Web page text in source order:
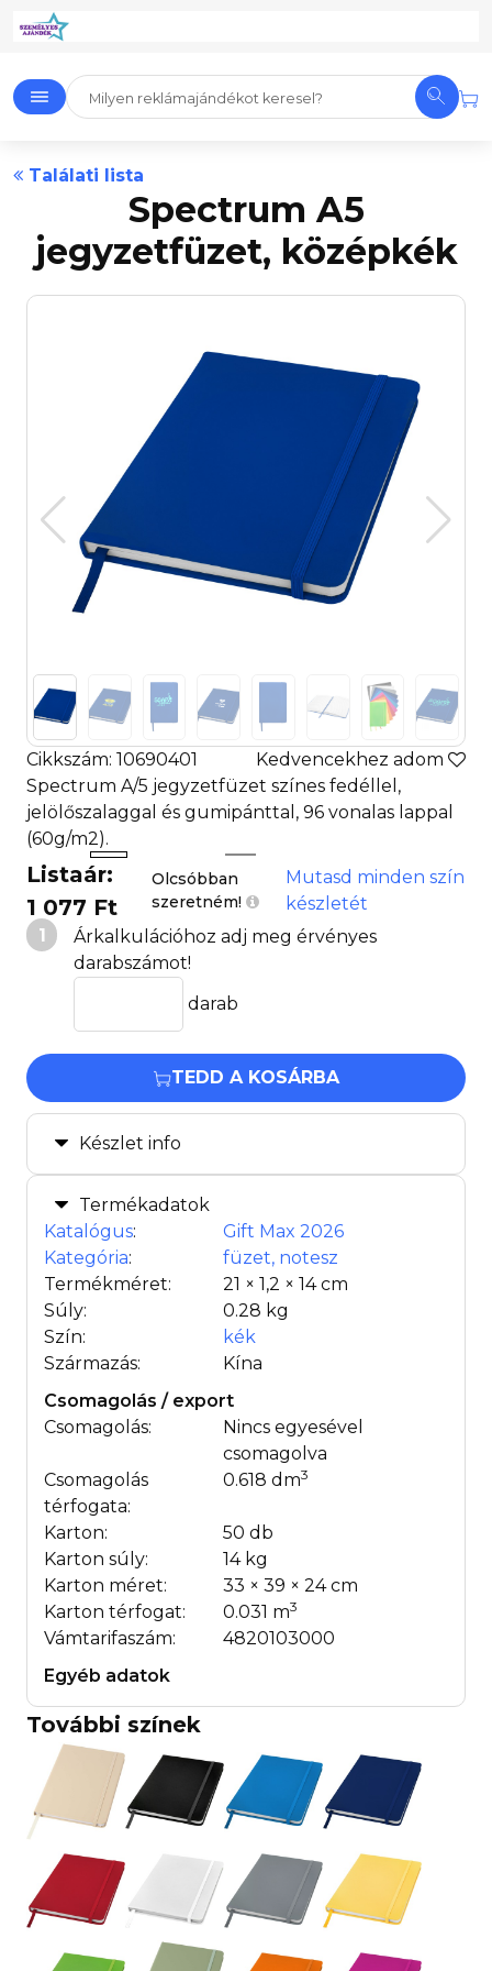
Találati lista
Spectrum A5
jegyzetfüzet, középkék
Cikkszám: 10690401
Kedvencekhez adom
Spectrum A/5 jegyzetfüzet színes fedéllel,
jelölőszalaggal és gumipánttal, 96 vonalas lappal
(60g/m2).
Listaár:
1 077 Ft
Olcsóbban
szeretném!
Mutasd minden szín
készletét
1
Árkalkulációhoz adj meg érvényes
darabszámot!
darab
TEDD A KOSÁRBA
Készlet info
Termékadatok
Katalógus:
Gift Max 2026
Kategória:
füzet, notesz
Termékméret:
21 × 1,2 × 14 cm
Súly:
0.28 kg
Szín:
kék
Származás:
Kína
Csomagolás / export
Csomagolás:
Nincs egyesével
csomagolva
Csomagolás
térfogata:
0.618 dm3
Karton:
50 db
Karton súly:
14 kg
Karton méret:
33 × 39 × 24 cm
Karton térfogat:
0.031 m3
Vámtarifaszám:
4820103000
Egyéb adatok
További színek